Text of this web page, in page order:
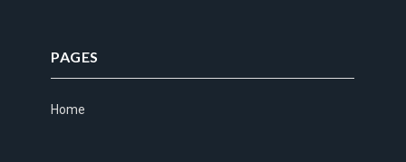
PAGES
Home